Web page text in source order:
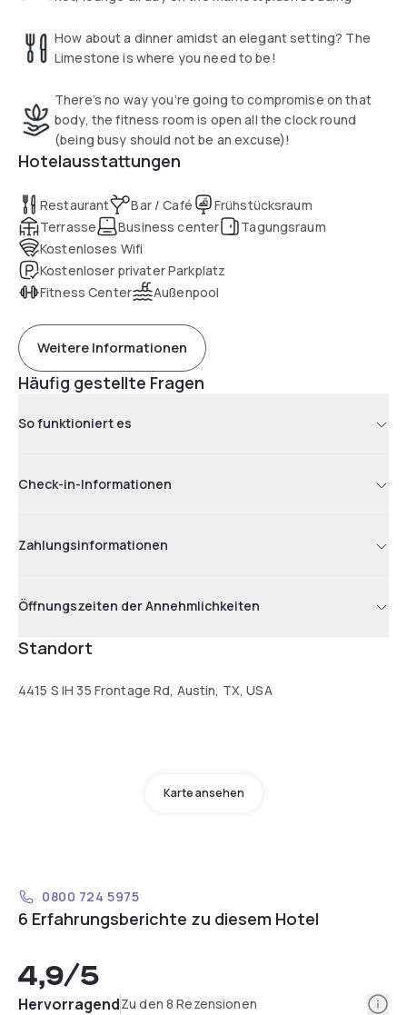
How about a dinner amidst an elegant setting? The
Limestone is where you need to be!
There’s no way you’re going to compromise on that
body, the fitness room is open all the clock round
(being busy should not be an excuse)!
Hotelausstattungen
Restaurant Bar / Café
Frühstücksraum
Terrasse
Business center
Tagungsraum
Kostenloses Wifi
Kostenloser privater Parkplatz
Fitness Center
Außenpool
Weitere Informationen
Häufig gestellte Fragen
So funktioniert es
Check-in-Informationen
Zahlungsinformationen
Öffnungszeiten der Annehmlichkeiten
Standort
4415 S IH 35 Frontage Rd, Austin, TX, USA
Karte ansehen
0800 724 5975
6 Erfahrungsberichte zu diesem Hotel
4,9/5
HervorragendZu den 8 Rezensionen